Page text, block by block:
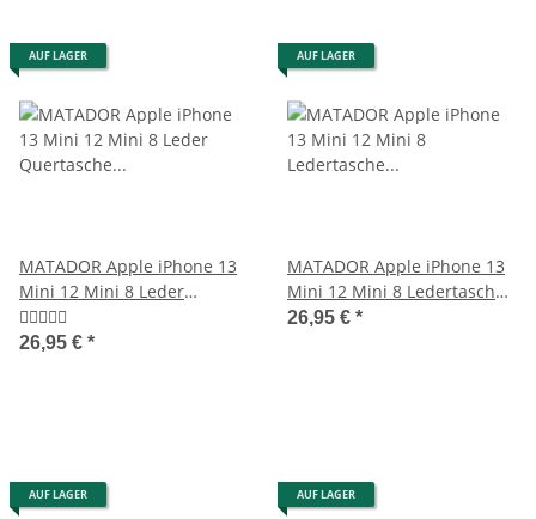
AUF LAGER
MATADOR Apple iPhone 13
Mini 12 Mini 8 Leder
Quertasche Braun
26,95 € *
AUF LAGER
MATADOR Apple iPhone 13
Mini 12 Mini 8 Ledertasche
Hell-Braun
26,95 € *
AUF LAGER AUF LAGER